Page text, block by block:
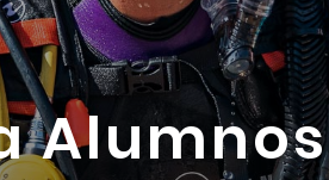
Alumnos